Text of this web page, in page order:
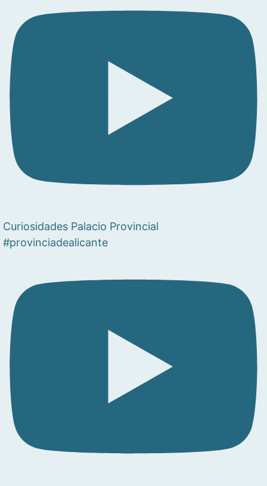
Curiosidades Palacio Provincial
#provinciadealicante